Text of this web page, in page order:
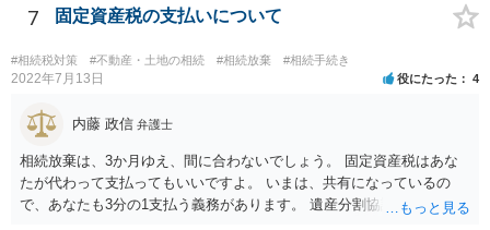
いということではなく、身分相応の、社会的儀式として当然認められ
る程度の金額に留まると考えた方がよいです。 もし、相続人の皆さん
に葬儀費用を支出する経済力がなく、質素な葬儀を行った費用であれ
ば相続財産から支出しても単純承認と認められない可能性が高いの
7 固定資産税の支払いについて
#相続税対策 #不動産・土地の相続 #相続放棄 #相続手続き
2022年7月13日 役にたった 4
内藤 政信 弁護士
相続放棄は、3か月ゆえ、間に合わないでしょう。 固定資産税はあな
たが代わって支払ってもいいですよ。 いまは、共有になっているの
で、あなたも3分の1支払う義務があります。 遺産分割協議をして、不